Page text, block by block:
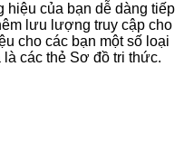
hiệu của bạn dễ dàng tiếp
lưu lượng truy cập cho
cho các bạn một số loại
các thẻ Sơ đồ tri thức.